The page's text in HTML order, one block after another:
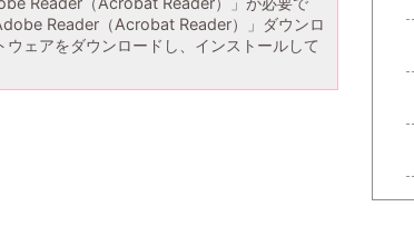
Reader（Acrobat Reader）」ダウンロ
ェアをダウンロードし、インストールして